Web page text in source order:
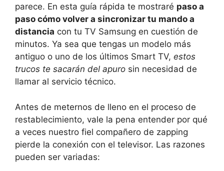
parece. En esta guía rápida te mostraré paso a
paso cómo volver a sincronizar tu mando a
distancia con tu TV Samsung en cuestión de
minutos. Ya sea que tengas un modelo más
antiguo o uno de los últimos Smart TV, estos
trucos te sacarán del apuro sin necesidad de
llamar al servicio técnico.
Antes de meternos de lleno en el proceso de
restablecimiento, vale la pena entender por qué
a veces nuestro fiel compañero de zapping
pierde la conexión con el televisor. Las razones
pueden ser variadas: